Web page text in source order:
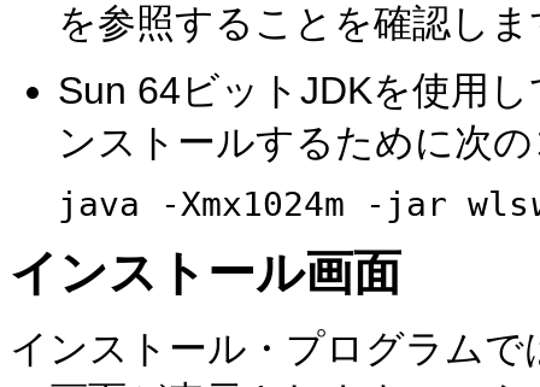
を参照することを確認しま
Sun 64ビットJDKを使用
ンストールするために次
java -Xmx1024m -jar wls
インストール画面
インストール・プログラムで